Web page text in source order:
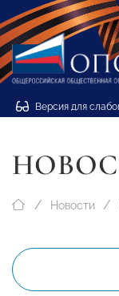
Версия для
Новости